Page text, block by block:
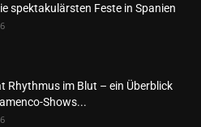
spektakulärsten Feste in Spanien
Rhythmus im Blut – ein Überblick
Shows...